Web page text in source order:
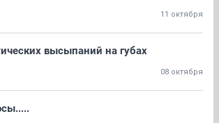
11 октября
высыпаний на губах
08 октября